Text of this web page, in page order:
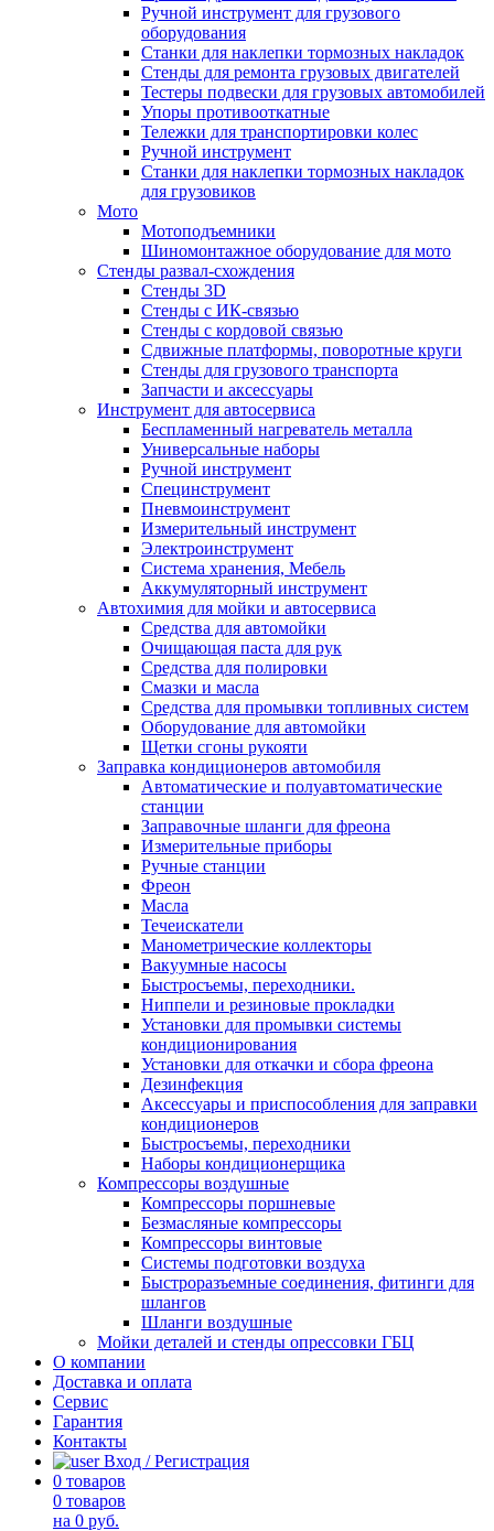
Ручной инструмент для грузового
оборудования
Станки для наклепки тормозных накладок
Стенды для ремонта грузовых двигателей
Тестеры подвески для грузовых автомобилей
Упоры противооткатные
Тележки для транспортировки колес
Ручной инструмент
Станки для наклепки тормозных накладок
для грузовиков
Мото
Мотоподъемники
Шиномонтажное оборудование для мото
Стенды развал-схождения
Стенды 3D
Стенды с ИК-связью
Стенды с кордовой связью
Сдвижные платформы, поворотные круги
Стенды для грузового транспорта
Запчасти и аксессуары
Инструмент для автосервиса
Беспламенный нагреватель металла
Универсальные наборы
Ручной инструмент
Специнструмент
Пневмоинструмент
Измерительный инструмент
Электроинструмент
Система хранения, Мебель
Аккумуляторный инструмент
Автохимия для мойки и автосервиса
Средства для автомойки
Очищающая паста для рук
Средства для полировки
Смазки и масла
Средства для промывки топливных систем
Оборудование для автомойки
Щетки сгоны рукояти
Заправка кондиционеров автомобиля
Автоматические и полуавтоматические
станции
Заправочные шланги для фреона
Измерительные приборы
Ручные станции
Фреон
Масла
Течеискатели
Манометрические коллекторы
Вакуумные насосы
Быстросъемы, переходники.
Ниппели и резиновые прокладки
Установки для промывки системы
кондиционирования
Установки для откачки и сбора фреона
Дезинфекция
Аксессуары и приспособления для заправки
кондиционеров
Быстросъемы, переходники
Наборы кондиционерщика
Компрессоры воздушные
Компрессоры поршневые
Безмасляные компрессоры
Компрессоры винтовые
Системы подготовки воздуха
Быстроразъемные соединения, фитинги для
шлангов
Шланги воздушные
Мойки деталей и стенды опрессовки ГБЦ
О компании
Доставка и оплата
Сервис
Гарантия
Контакты
Вход / Регистрация
0 товаров
0 товаров
на 0 руб.